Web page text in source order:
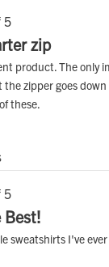
5
zip
product. The only
the zipper goes
these.
5
Best!
sweatshirts I've